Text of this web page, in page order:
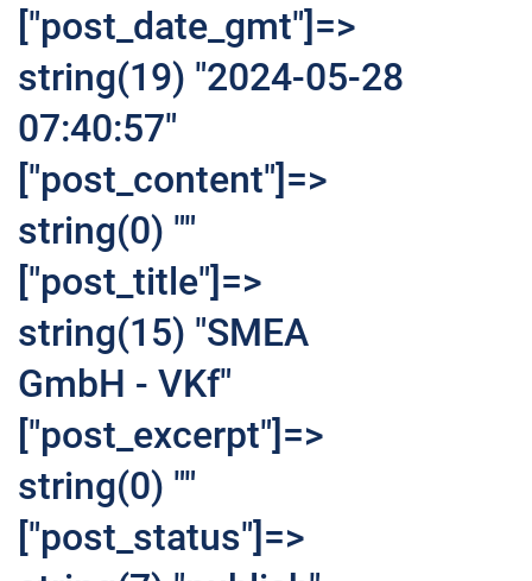
["post_date_gmt"]=>
string(19) "2024-05-28
07:40:57"
["post_content"]=>
string(0) ""
["post_title"]=>
string(15) "SMEA
GmbH - VKf"
["post_excerpt"]=>
string(0) ""
["post_status"]=>